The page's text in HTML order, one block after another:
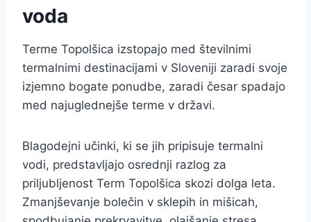
voda
Terme Topolšica izstopajo med številnimi
termalnimi destinacijami v Sloveniji zaradi svoje
izjemno bogate ponudbe, zaradi česar spadajo
med najuglednejše terme v državi.
Blagodejni učinki, ki se jih pripisuje termalni
vodi, predstavljajo osrednji razlog za
priljubljenost Term Topolšica skozi dolga leta.
Zmanjševanje bolečin v sklepih in mišicah,